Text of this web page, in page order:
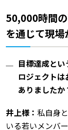
50,000時間
を通じて現
目標達成と
ロジェクト
ありましたか
井上様： 私自身
いる若いメンバ